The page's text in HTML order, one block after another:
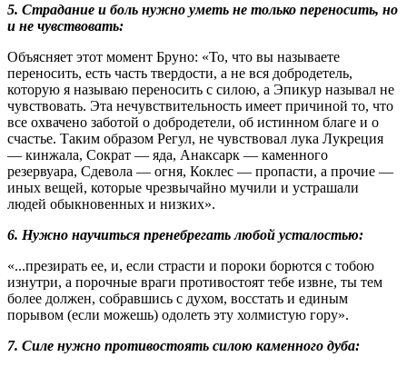
5. Страдание и боль нужно уметь не только переносить, но
и не чувствовать:
Объясняет этот момент Бруно: «То, что вы называете
переносить, есть часть твердости, а не вся добродетель,
которую я называю переносить с силою, а Эпикур называл не
чувствовать. Эта нечувствительность имеет причиной то, что
все охвачено заботой о добродетели, об истинном благе и о
счастье. Таким образом Регул, не чувствовал лука Лукреция
— кинжала, Сократ — яда, Анаксарк — каменного
резервуара, Сдевола — огня, Коклес — пропасти, а прочие —
иных вещей, которые чрезвычайно мучили и устрашали
людей обыкновенных и низких».
6. Нужно научиться пренебрегать любой усталостью:
«...презирать ее, и, если страсти и пороки борются с тобою
изнутри, а порочные враги противостоят тебе извне, ты тем
более должен, собравшись с духом, восстать и единым
порывом (если можешь) одолеть эту холмистую гору».
7. Силе нужно противостоять силою каменного дуба: